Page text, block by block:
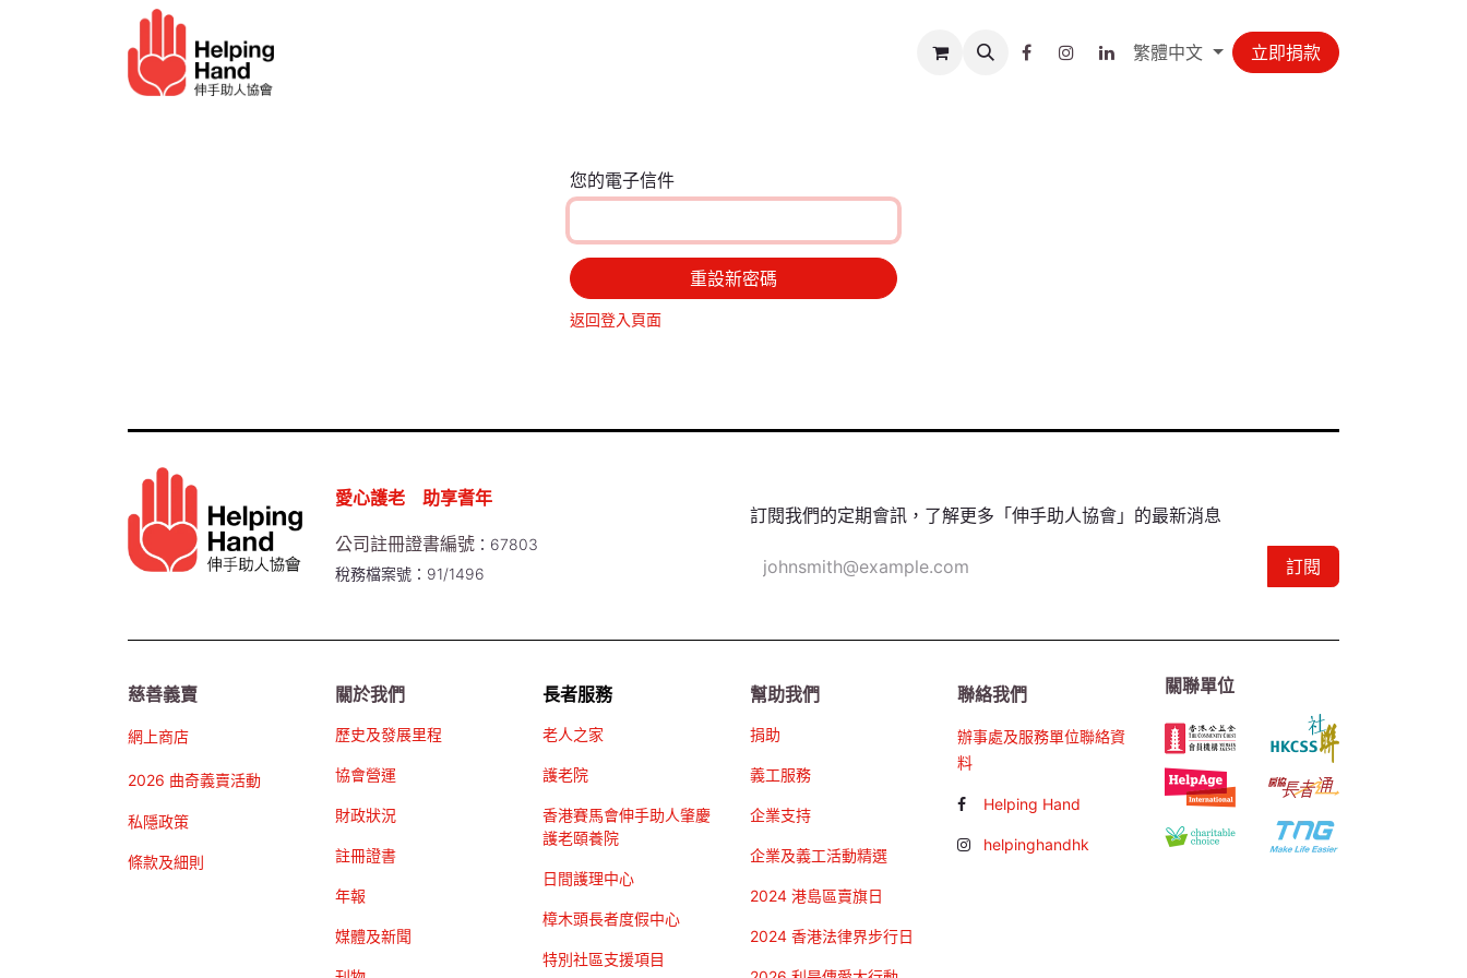
聯絡我們 繁體中文 立即捐款
您的電子信件
重設新密碼
返回登入頁面
愛心護老 助享耆年
公司註冊證書編號 ：67803
稅務檔案號：91/1496
訂閱我們的定期會訊，了解更多「伸手助人協會」的最新消息
訂閱
慈善義賣
網上商店
2026 曲奇義賣活動
私隱政策
條款及細則
關於我們
歷史及發展里程
協會營運
財政狀況
註冊證書
年報
媒體及新聞
長者服務
老人之家
護老院
香港賽馬會伸手助人肇慶
護老頤養院
日間護理中心
樟木頭長者度假中心
特別社區支援項目
幫助我們
捐助
義工服務
企業支持
企業及義工活動精選
2024 港島區賣旗日
2024 香港法律界步行日
聯絡我們
辦事處及服務單位聯絡資
料
Helping Hand
helpinghandhk
關聯單位